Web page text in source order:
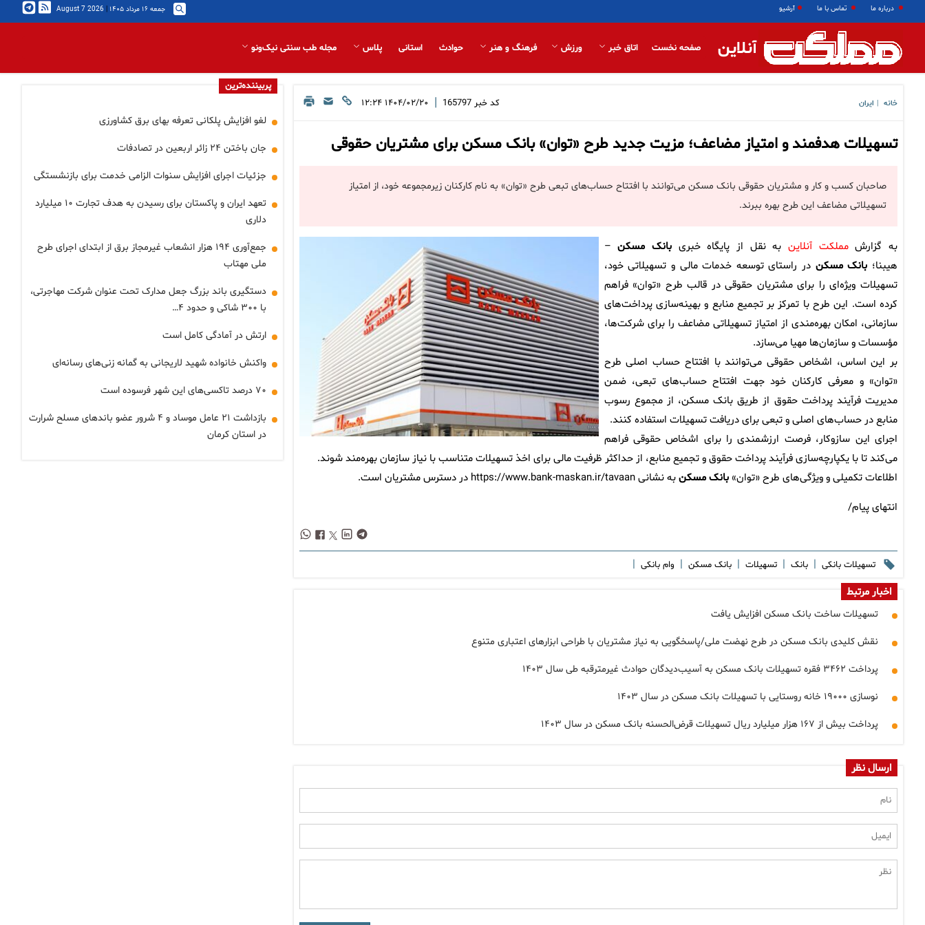
درباره ما تماس با ما آرشیو جمعه ۱۶ مرداد ۱۴۰۵ |
2026 August 7
آنلاین صفحه نخست اتاق خبر ورزش فرهنگ و هنر حوادث استانی پلاس مجله طب سنتی نیک‌ونو
خانه ایران کد خبر 165797
| ۱۴۰۴/۰۲/۲۰ ۱۲:۲۴
تسهیلات هدفمند و امتیاز مضاعف؛ مزیت‌ جدید طرح «توان» بانک مسکن برای مشتریان حقوقی
صاحبان کسب و کار و مشتریان حقوقی بانک مسکن می‌توانند با افتتاح حساب‌های تبعی طرح «توان» به نام کارکنان زیرمجموعه خود، از امتیاز
تسهیلاتی مضاعف این طرح بهره ببرند.
به گزارشمملکت آنلاینبه نقل از پایگاه خبریبانک مسکن–
هیبنا؛ بانک مسکن در راستای توسعه خدمات مالی و تسهیلاتی خود،
تسهیلات ویژه‌ای را برای مشتریان حقوقی در قالب طرح «توان» فراهم
کرده است. این طرح با تمرکز بر تجمیع منابع و بهینه‌سازی پرداخت‌های
سازمانی، امکان بهره‌مندی از امتیاز تسهیلاتی مضاعف را برای شرکت‌ها،
مؤسسات و سازمان‌ها مهیا می‌سازد.
بر این اساس، اشخاص حقوقی می‌توانند با افتتاح حساب اصلی طرح
«توان» و معرفی کارکنان خود جهت افتتاح حساب‌های تبعی، ضمن
مدیریت فرآیند پرداخت حقوق از طریق بانک مسکن، از مجموع رسوب
منابع در حساب‌های اصلی و تبعی برای دریافت تسهیلات استفاده کنند.
اجرای این سازوکار، فرصت ارزشمندی را برای اشخاص حقوقی فراهم
می‌کند تا با یکپارچه‌سازی فرآیند پرداخت حقوق و تجمیع منابع، از حداکثر ظرفیت مالی برای اخذ تسهیلات متناسب با نیاز سازمان بهره‌مند شوند.
اطلاعات تکمیلی و ویژگی‌های طرح «توان» بانک مسکنبه نشانی https://www.bank-maskan.ir/tavaan در دسترس مشتریان است.
انتهای پیام/
تسهیلات بانکی | بانک | تسهیلات | بانک مسکن | وام بانکی |
اخبار مرتبط
تسهیلات ساخت بانک مسکن افزایش یافت
نقش کلیدی بانک مسکن در طرح نهضت ملی/پاسخگویی به نیاز مشتریان با طراحی ابزارهای اعتباری متنوع
پرداخت ۳۴۶۲ فقره تسهیلات بانک مسکن به آسیب‌دیدگان حوادث غیرمترقبه طی سال ۱۴۰۳
نوسازی ۱۹۰۰۰ خانه روستایی با تسهیلات بانک مسکن در سال ۱۴۰۳
پرداخت بیش از ۱۶۷ هزار میلیارد ریال تسهیلات قرض‌الحسنه بانک مسکن در سال ۱۴۰۳
ارسال نظر
پربیننده‌ترین
لغو افزایش پلکانی تعرفه بهای برق کشاورزی
جان باختن ۲۴ زائر اربعین در تصادفات
جزئیات اجرای افزایش سنوات الزامی خدمت برای بازنشستگی
تعهد ایران و پاکستان برای رسیدن به هدف تجارت ۱۰ میلیارد
دلاری
جمع‌آوری ۱۹۴ هزار انشعاب غیرمجاز برق از ابتدای اجرای طرح
ملی مهتاب
دستگیری باند بزرگ جعل مدارک تحت عنوان شرکت مهاجرتی،
با ۳۰۰ شاکی و حدود ۴…
ارتش در آمادگی کامل است
واکنش خانواده شهید لاریجانی به گمانه زنی‌های رسانه‌ای
۷۰ درصد تاکسی‌های این شهر فرسوده است
بازداشت ۲۱ عامل موساد و ۴ شرور عضو باندهای مسلح شرارت
در استان کرمان